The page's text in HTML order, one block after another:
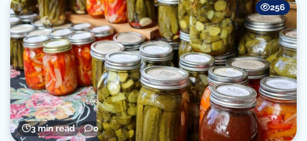
3 min read 0
256